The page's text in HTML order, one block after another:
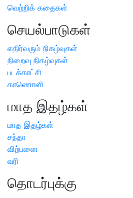
வெற்றிக் கதைகள்
செயல்பாடுகள்
எதிர்வரும் நிகழ்வுகள்
நிறைவு நிகழ்வுகள்
படக்காட்சி
காணொளி
மாத இதழ்கள்
மாத இதழ்கள்
சந்தா
விற்பனை
வரி
தொடர்புக்கு